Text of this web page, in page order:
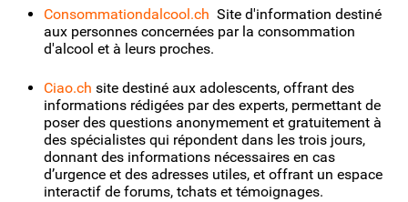
Consommationdalcool.ch Site d'information destiné
aux personnes concernées par la consommation
d'alcool et à leurs proches.
Ciao.ch site destiné aux adolescents, offrant des
informations rédigées par des experts, permettant de
poser des questions anonymement et gratuitement à
des spécialistes qui répondent dans les trois jours,
donnant des informations nécessaires en cas
d’urgence et des adresses utiles, et offrant un espace
interactif de forums, tchats et témoignages.